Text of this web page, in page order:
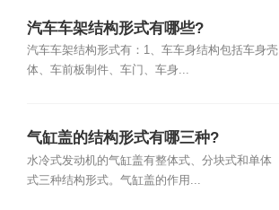
汽车车架结构形式有哪些?
汽车车架结构形式有：1、车车身结构包括车身壳
体、车前板制件、车门、车身...
气缸盖的结构形式有哪三种?
水冷式发动机的气缸盖有整体式、分块式和单体
式三种结构形式。气缸盖的作用...